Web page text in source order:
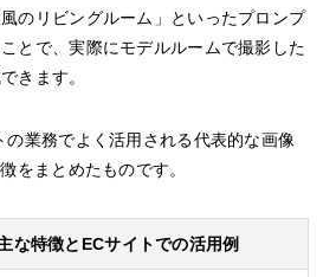
のリビングルーム」といったプロンプ
とで、実際にモデルルームで撮影した
きます。
の業務でよく活用される代表的な画像
をまとめたものです。
な特徴とECサイトでの活用例